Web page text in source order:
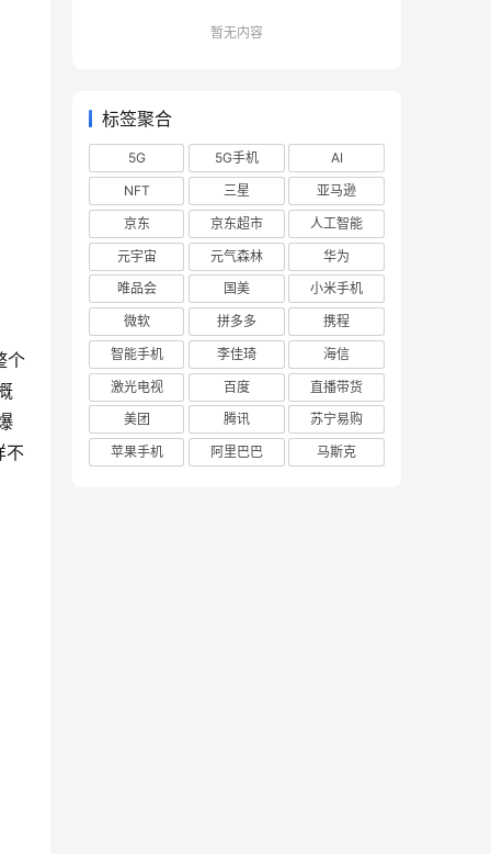
个
不
暂无内容
标签聚合
5G 5G手机
AI
NFT
三星
亚马逊
京东
京东超市
人工智能
元宇宙
元气森林
华为
唯品会
国美
小米手机
微软
拼多多
携程
智能手机
李佳琦
海信
激光电视
百度
直播带货
美团
腾讯
苏宁易购
苹果手机
阿里巴巴 马斯克